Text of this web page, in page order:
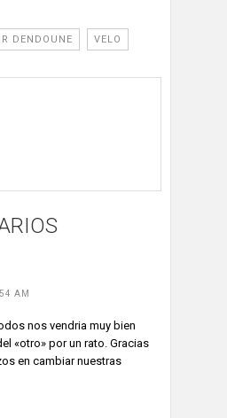
DENDOUNE VELO
AM
nos vendria muy bien
«otro» por un rato. Gracias
en cambiar nuestras